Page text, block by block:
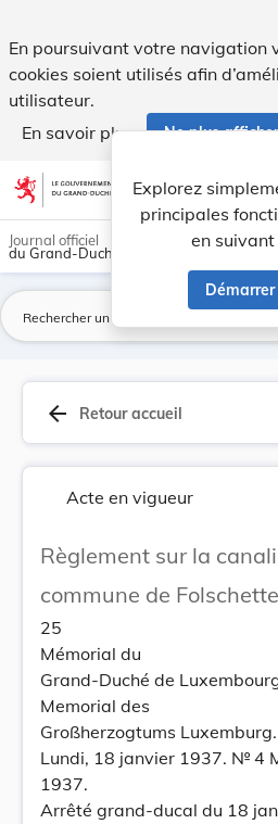
En poursuivant votre navigation
cookies soient utilisés afin
utilisateur.
En savoir plus
Ne plus
Aller au contenu account_circle
Explorez
principales
en
Journal officiel
du Grand-Duché de Luxembourg
arrow_back Retour accueil
Acte en vigueur
Règlement sur la
commune de
25
Mémorial du
Grand-Duché de
Memorial des
Großherzogtums Luxemburg.
Lundi, 18 janvier 1937. № 4
1937.
Arrêté grand-ducal du 18